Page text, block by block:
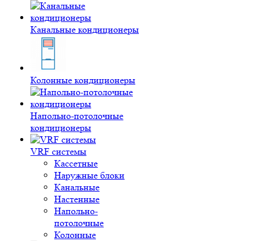
Канальные кондиционеры
Колонные кондиционеры
Напольно-потолочные
кондиционеры
VRF системы
Кассетные
Наружные блоки
Канальные
Настенные
Напольно-
потолочные
Колонные